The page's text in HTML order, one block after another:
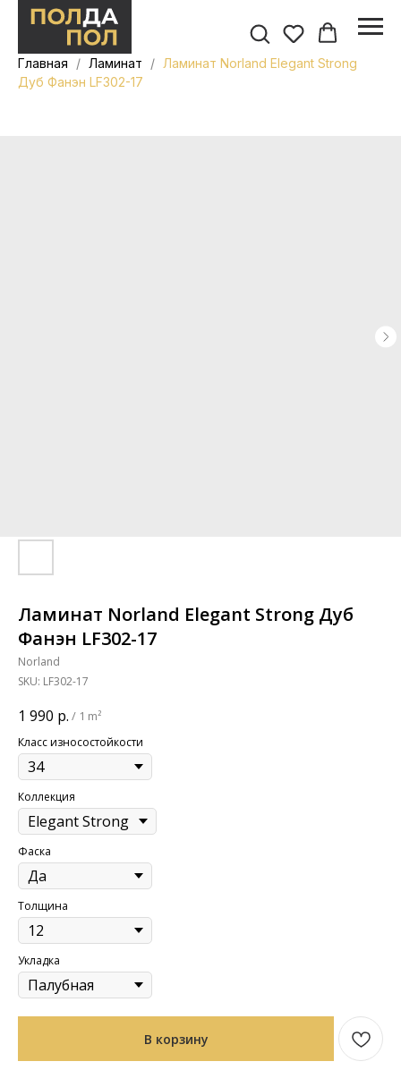
Главная Ламинат
Ламинат Norland Elegant Strong
Дуб Фанэн LF302-17
Ламинат Norland Elegant Strong Дуб
Фанэн LF302-17
Norland
SKU: LF302-17
1 990 р. / 1 m²
Класс износостойкости
Коллекция
Фаска
Толщина
Укладка
В корзину